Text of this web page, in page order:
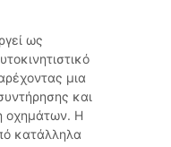
ως
μια
και
οχημάτων. Η
κατάλληλα